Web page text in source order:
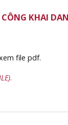
KHAI
file pdf.
.